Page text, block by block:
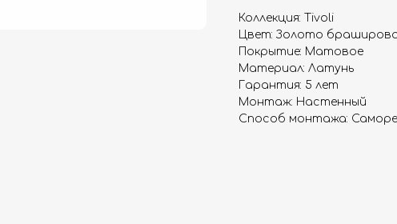
Коллекция: Tivoli
Цвет: Золото
Покрытие: Матовое
Материал: Латунь
Гарантия: 5 лет
Монтаж: Настенный
Способ монтажа: